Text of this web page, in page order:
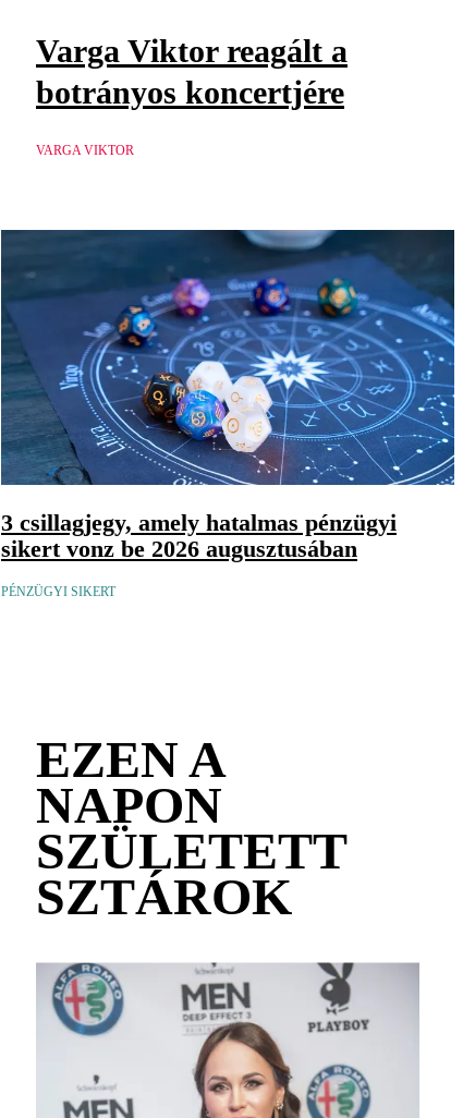
Varga Viktor reagált a
botrányos koncertjére
VARGA VIKTOR
3 csillagjegy, amely hatalmas pénzügyi
sikert vonz be 2026 augusztusában
PÉNZÜGYI SIKERT
EZEN A
NAPON
SZÜLETETT
SZTÁROK